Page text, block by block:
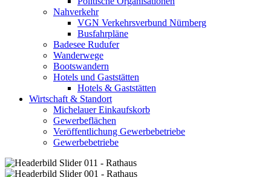
Nahverkehr
VGN Verkehrsverbund Nürnberg
Busfahrpläne
Badesee Rudufer
Wanderwege
Bootswandern
Hotels und Gaststätten
Hotels & Gaststätten
Wirtschaft & Standort
Michelauer Einkaufskorb
Gewerbeflächen
Veröffentlichung Gewerbebetriebe
Gewerbebetriebe